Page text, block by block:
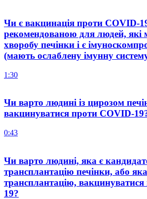
Чи є вакцинація проти COVID-
рекомендованою для людей, які
хворобу печінки і є
(мають ослаблену імунну
1:30
Чи варто людині із цирозом
вакцинуватися проти COVID-
0:43
Чи варто людині, яка є
трансплантацію печінки, або
трансплантацію,
19?